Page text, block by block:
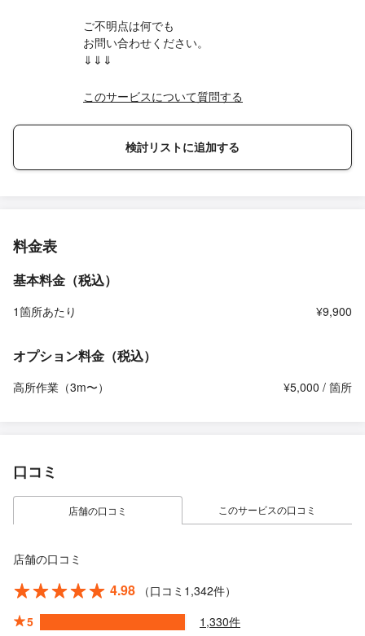
ご不明点は何でも
お問い合わせください。
⇓⇓⇓
このサービスについて質問する
検討リストに追加する
料金表
基本料金（税込）
1箇所あたり ¥9,900
オプション料金（税込）
高所作業（3m〜） ¥5,000 / 箇所
口コミ
店舗の口コミ このサービスの口コミ
店舗の口コミ
4.98
（口コミ1,342件）
5
1,330件